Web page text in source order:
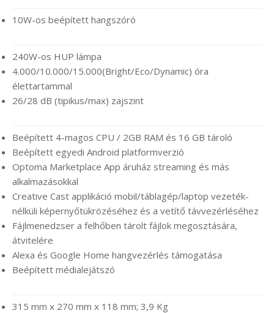
10W-os beépített hangszóró
240W-os HUP lámpa
4.000/10.000/15.000(Bright/Eco/Dynamic) óra
élettartammal
26/28 dB (tipikus/max) zajszint
Beépített 4-magos CPU / 2GB RAM és 16 GB tároló
Beépített egyedi Android platformverzió
Optoma Marketplace App áruház streaming és más
alkalmazásokkal
Creative Cast applikáció mobil/táblagép/laptop vezeték-
nélküli képernyőtükrözéséhez és a vetítő távvezérléséhez
Fájlmenedzser a felhőben tárolt fájlok megosztására,
átvitelére
Alexa és Google Home hangvezérlés támogatása
Beépített médialejátszó
315 mm x 270 mm x 118 mm; 3,9 Kg